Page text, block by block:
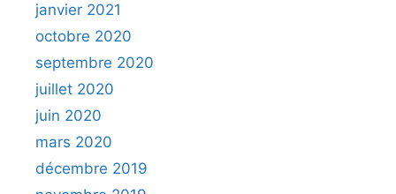
janvier 2021
octobre 2020
septembre 2020
juillet 2020
juin 2020
mars 2020
décembre 2019